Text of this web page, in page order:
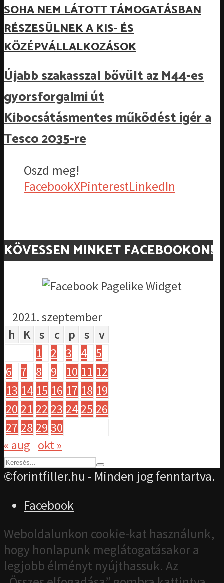
SOHA NEM LÁTOTT TÁMOGATÁSBAN
RÉSZESÜLNEK A KIS- ÉS
KÖZÉPVÁLLALKOZÁSOK
Újabb szakasszal bővült az M44-es
gyorsforgalmi út
Kibocsátásmentes működést ígér a
Tesco 2035-re
Oszd meg!
FacebookXPinterestLinkedIn
KÖVESSEN MINKET FACEBOOKON!
2021. szeptember
h
K s c p s
v
1
2 3 4 5
6
7 8 9 10 11 12
13 14 15 16 17 18 19
20 21 22 23 24 25 26
27 28 29 30
« aug okt »
©forintfiller.hu - Minden jog fenntartva.
Facebook
Weboldalunkon cookie-kat használunk,
hogy honlapunk meglátogatásakor a
legjobb élményt nyújthassuk. Az